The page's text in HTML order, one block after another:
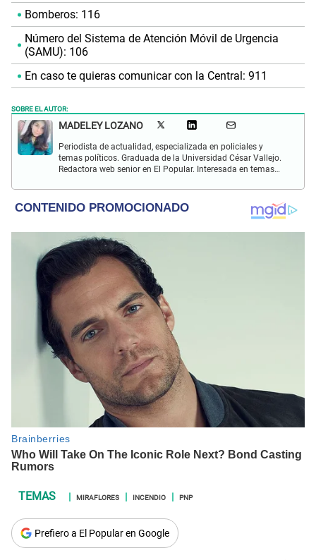
Bomberos: 116
Número del Sistema de Atención Móvil de Urgencia
(SAMU): 106
En caso te quieras comunicar con la Central: 911
SOBRE EL AUTOR:
MADELEY LOZANO
Periodista de actualidad, especializada en policiales y
temas políticos. Graduada de la Universidad César Vallejo.
Redactora web senior en El Popular. Interesada en temas
turismo, gastronomía y doblajes.
MIRAFLORES INCENDIO PNP
Prefiero a El Popular en Google